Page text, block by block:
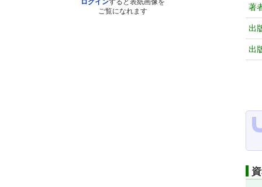
ログインすると表紙画像を
ご覧になれます
著
出
出